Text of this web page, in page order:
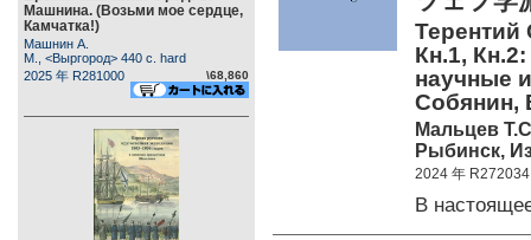
Машнина. (Возьми мое сердце,
Камчатка!)
Машнин А.
М., <Выргород> 440 c. hard
2025 年 R281000
\68,860
Терентий
Кн.1,
научные
Собянин,
Мальцев
Рыбинск,
2024 年 R272034
В